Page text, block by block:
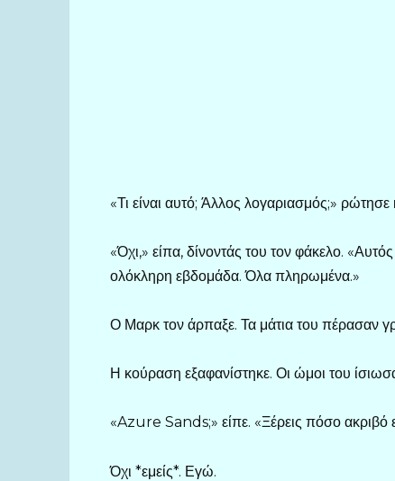
«Τι είναι αυτό; Άλλος λογαριασμός;» ρώτησε
«Όχι,» είπα, δίνοντάς του τον φάκελο.
ολόκληρη εβδομάδα. Όλα πληρωμένα.»
Ο Μαρκ τον άρπαξε. Τα μάτια του πέρασαν
Η κούραση εξαφανίστηκε. Οι ώμοι του
«Azure Sands;» είπε. «Ξέρεις πόσο ακριβό
Όχι *εμείς*. Εγώ.